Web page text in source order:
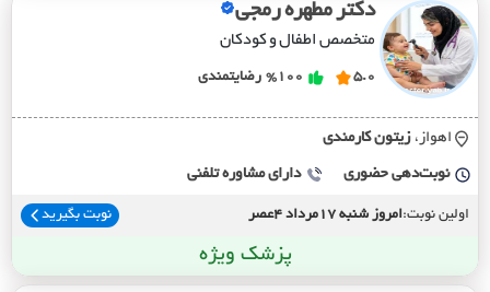
دکتر مطهره رمجی
متخصص اطفال و کودکان
5.0
%100 رضایتمندی
اهواز، زيتون کارمندي
نوبت‌دهی حضوری دارای مشاوره تلفنی
اولین نوبت:امروز شنبه 17مرداد 4عصر نوبت بگیرید
پزشک ویژه